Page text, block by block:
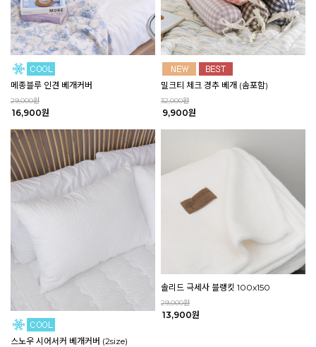
메종블루 인견 베개커버
29,000원
16,900원
밀크티 체크 경추 베개 (솜포함)
32,000원
9,900원
스노우 시어서커 베개커버 (2size)
솔리드 극세사 블랭킷 100x150
29,000원
13,900원